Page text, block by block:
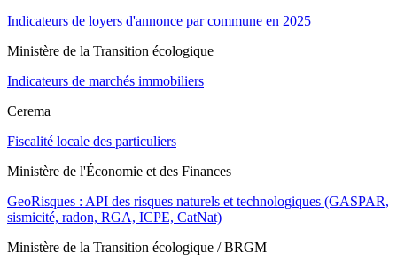
Indicateurs de loyers d'annonce par commune en 2025
Ministère de la Transition écologique
Indicateurs de marchés immobiliers
Cerema
Fiscalité locale des particuliers
Ministère de l'Économie et des Finances
GeoRisques : API des risques naturels et technologiques (GASPAR,
sismicité, radon, RGA, ICPE, CatNat)
Ministère de la Transition écologique / BRGM